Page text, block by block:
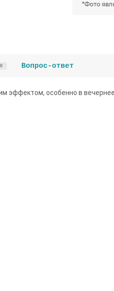
*Фото
0 Вопрос-ответ
эффектом, особенно в